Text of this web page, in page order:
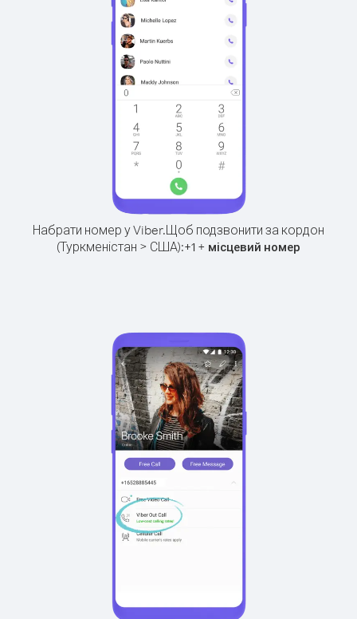
Набрати номер у Viber.Щоб подзвонити за кордон
(Туркменістан > США):+1 + місцевий номер